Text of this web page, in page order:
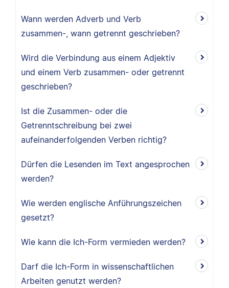
Wann werden Adverb und Verb
zusammen-, wann getrennt geschrieben?
Wird die Verbindung aus einem Adjektiv
und einem Verb zusammen- oder getrennt
geschrieben?
Ist die Zusammen- oder die
Getrenntschreibung bei zwei
aufeinanderfolgenden Verben richtig?
Dürfen die Lesenden im Text angesprochen
werden?
Wie werden englische Anführungszeichen
gesetzt?
Wie kann die Ich-Form vermieden werden?
Darf die Ich-Form in wissenschaftlichen
Arbeiten genutzt werden?